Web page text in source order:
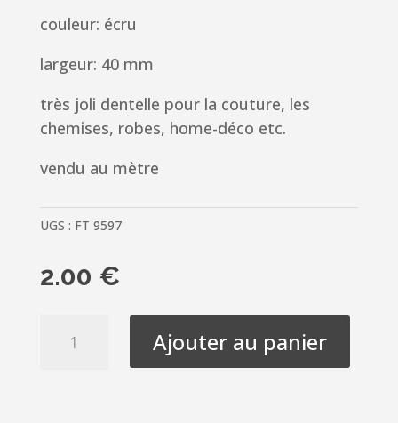
couleur: écru
largeur: 40 mm
très joli dentelle pour la couture, les
chemises, robes, home-déco etc.
vendu au mètre
UGS : FT 9597
2.00 €
Ajouter au panier